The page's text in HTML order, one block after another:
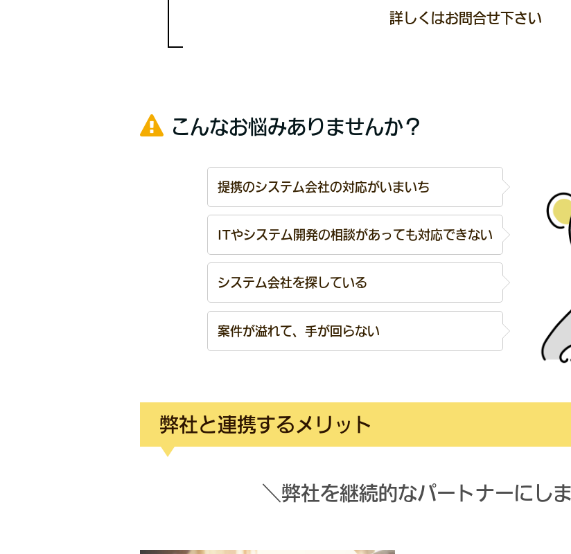
詳しくはお問合せ下さい
こんなお悩みありませんか？
提携のシステム会社の対応がいまいち
ITやシステム開発の相談があっても対応できない
システム会社を探している
案件が溢れて、手が回らない
弊社と連携するメリット
＼弊社を 継続的なパートナーにし